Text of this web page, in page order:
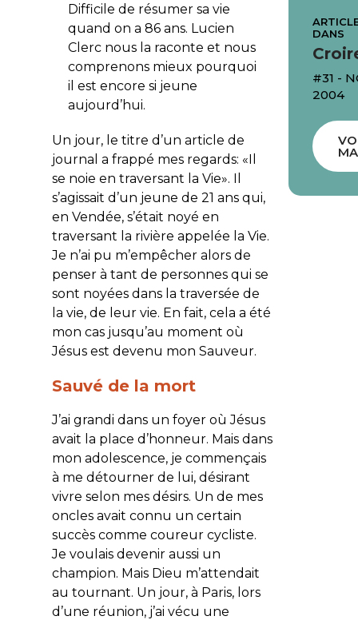
Difficile de résumer sa vie
quand on a 86 ans. Lucien
Clerc nous la raconte et nous
comprenons mieux pourquoi
il est encore si jeune
aujourd’hui.
Un jour, le titre d’un article de
journal a frappé mes regards: «Il
se noie en traversant la Vie». Il
s’agissait d’un jeune de 21 ans qui,
en Vendée, s’était noyé en
traversant la rivière appelée la Vie.
Je n’ai pu m’empêcher alors de
penser à tant de personnes qui se
sont noyées dans la traversée de
la vie, de leur vie. En fait, cela a été
mon cas jusqu’au moment où
Jésus est devenu mon Sauveur.
Sauvé de la mort
J’ai grandi dans un foyer où Jésus
avait la place d’honneur. Mais dans
mon adolescence, je commençais
à me détourner de lui, désirant
vivre selon mes désirs. Un de mes
oncles avait connu un certain
succès comme coureur cycliste.
Je voulais devenir aussi un
champion. Mais Dieu m’attendait
au tournant. Un jour, à Paris, lors
d’une réunion, j’ai vécu une
DANS
#31 -
2004